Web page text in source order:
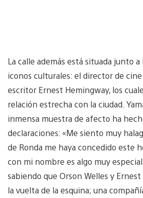
La calle además está situada junto a
iconos culturales: el director de
escritor Ernest Hemingway, los
relación estrecha con la ciudad.
inmensa muestra de afecto ha
declaraciones: «Me siento muy
de Ronda me haya concedido este
con mi nombre es algo muy
sabiendo que Orson Welles y
la vuelta de la esquina; una